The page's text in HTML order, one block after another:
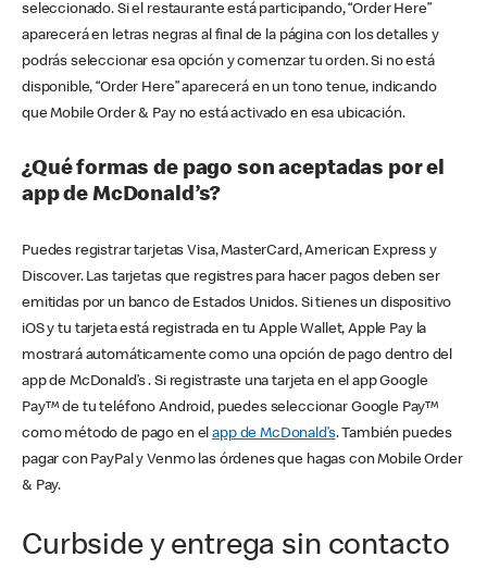
seleccionado. Si el restaurante está participando, “Order Here”
aparecerá en letras negras al final de la página con los detalles y
podrás seleccionar esa opción y comenzar tu orden. Si no está
disponible, “Order Here” aparecerá en un tono tenue, indicando
que Mobile Order & Pay no está activado en esa ubicación.
¿Qué formas de pago son aceptadas por el
app de McDonald’s?
Puedes registrar tarjetas Visa, MasterCard, American Express y
Discover. Las tarjetas que registres para hacer pagos deben ser
emitidas por un banco de Estados Unidos. Si tienes un dispositivo
iOS y tu tarjeta está registrada en tu Apple Wallet, Apple Pay la
mostrará automáticamente como una opción de pago dentro del
app de McDonald’s . Si registraste una tarjeta en el app Google
Pay™ de tu teléfono Android, puedes seleccionar Google Pay™
como método de pago en elapp de McDonald’s. También puedes
pagar con PayPal y Venmo las órdenes que hagas con Mobile Order
& Pay.
Curbside y entrega sin contacto